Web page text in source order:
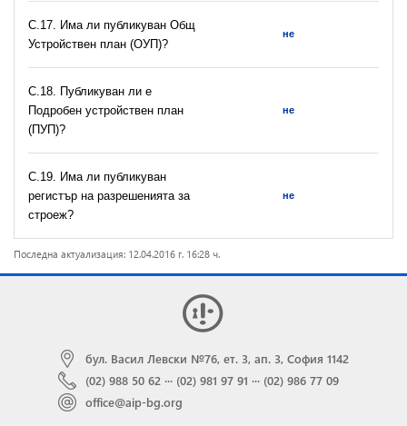
С.17. Има ли публикуван Общ
Устройствен план (ОУП)?
не
С.18. Публикуван ли е
Подробен устройствен план
(ПУП)?
не
С.19. Има ли публикуван
регистър на разрешeнията за
строеж?
не
Последна актуализация: 12.04.2016 г. 16:28 ч.
бул. Васил Левски №76, ет. 3, ап. 3, София 1142
(02) 988 50 62 ··· (02) 981 97 91 ··· (02) 986 77 09
office@aip-bg.org